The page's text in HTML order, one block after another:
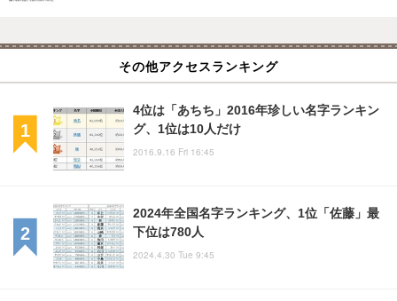
その他アクセスランキング
4位は「あちち」2016年珍しい名字ランキン
グ、1位は10人だけ
2016.9.16 Fri 16:45
2024年全国名字ランキング、1位「佐藤」最
下位は780人
2024.4.30 Tue 9:45